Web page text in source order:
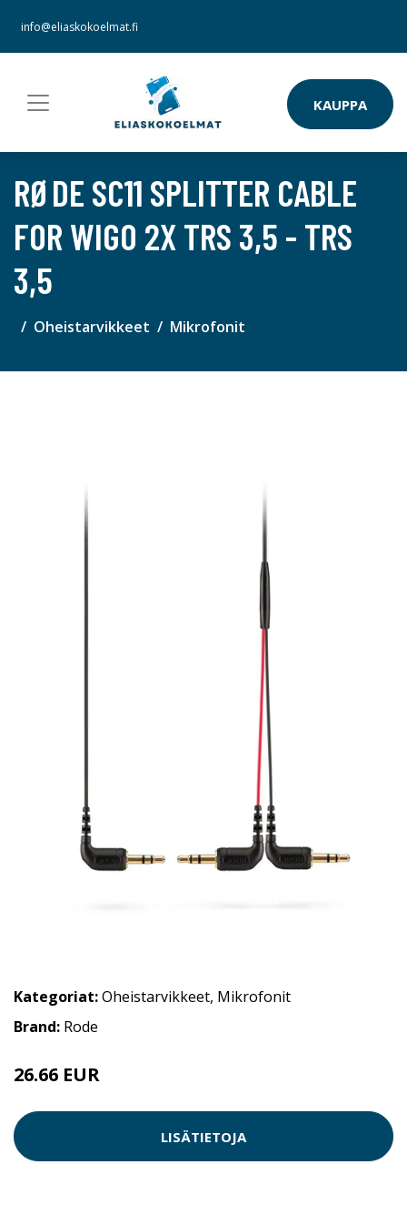
info@eliaskokoelmat.fi
KAUPPA
RØDE SC11 SPLITTER CABLE
FOR WIGO 2X TRS 3,5 - TRS
3,5
Oheistarvikkeet Mikrofonit
Kategoriat:Oheistarvikkeet, Mikrofonit
Brand: Rode
26.66 EUR
LISÄTIETOJA